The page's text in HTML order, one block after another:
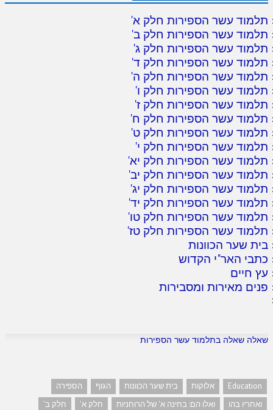
תלמוד עשר הספירות חלק א'
תלמוד עשר הספירות חלק ב'
תלמוד עשר הספירות חלק ג'
תלמוד עשר הספירות חלק ד'
תלמוד עשר הספירות חלק ה'
תלמוד עשר הספירות חלק ו'
תלמוד עשר הספירות חלק ז'
תלמוד עשר הספירות חלק ח'
תלמוד עשר הספירות חלק ט'
תלמוד עשר הספירות חלק י'
תלמוד עשר הספירות חלק יא'
תלמוד עשר הספירות חלק יב'
תלמוד עשר הספירות חלק יג'
תלמוד עשר הספירות חלק יד'
תלמוד עשר הספירות חלק טו'
תלמוד עשר הספירות חלק טז'
בית שער הכוונות
כתבי האר"י הקדוש
עץ חיים
פנים מאירות ומסבירות
שאלה שאלה בתלמוד עשר הספירות
Education אלוקות בית שער הכוונות הגוף
הספירה
ואחריו בהו
ואלו הם: בחינה א' של הרוחניות חלק א'
חלק ב'